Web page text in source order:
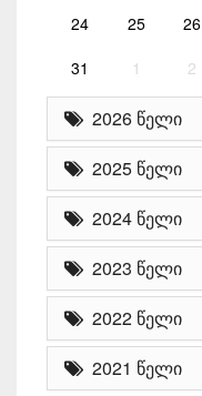
24 25 26
31 1 2
2026 წელი
2025 წელი
2024 წელი
2023 წელი
2022 წელი
2021 წელი